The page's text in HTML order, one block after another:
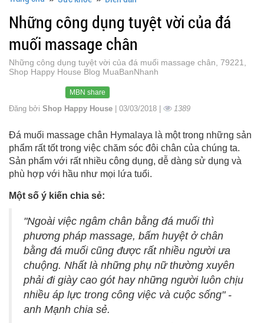
Những công dụng tuyệt vời của đá
muối massage chân
Những công dụng tuyệt vời của đá muối massage chân, 79221,
Shop Happy House Blog MuaBanNhanh
MBN share
Đăng bởi Shop Happy House | 03/03/2018 | 1389
Đá muối massage chân Hymalaya là một trong những sản
phẩm rất tốt trong việc chăm sóc đôi chân của chúng ta.
Sản phẩm với rất nhiều công dụng, dễ dàng sử dụng và
phù hợp với hầu như mọi lứa tuổi.
Một số ý kiến chia sẻ:
"Ngoài việc ngâm chân bằng đá muối thì
phương pháp massage, bấm huyệt ở chân
bằng đá muối cũng được rất nhiều người ưa
chuộng. Nhất là những phụ nữ thường xuyên
phải đi giày cao gót hay những người luôn chịu
nhiều áp lực trong công việc và cuộc sống" -
anh Mạnh chia sẻ.